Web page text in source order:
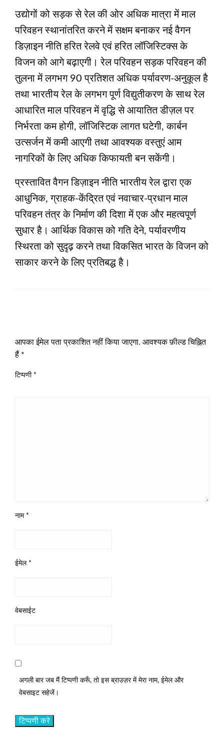
उद्योगों को सड़क से रेल की ओर अधिक मात्रा में माल
परिवहन स्थानांतरित करने में सक्षम बनाकर नई वैगन
डिज़ाइन नीति हरित रेलवे एवं हरित लॉजिस्टिक्स के
विजन को आगे बढ़ाएगी। रेल परिवहन सड़क परिवहन की
तुलना में लगभग 90 प्रतिशत अधिक पर्यावरण-अनुकूल है
तथा भारतीय रेल के लगभग पूर्ण विद्युतीकरण के साथ रेल
आधारित माल परिवहन में वृद्धि से आयातित डीज़ल पर
निर्भरता कम होगी, लॉजिस्टिक लागत घटेगी, कार्बन
उत्सर्जन में कमी आएगी तथा आवश्यक वस्तुएं आम
नागरिकों के लिए अधिक किफायती बन सकेंगी।
प्रस्तावित वैगन डिज़ाइन नीति भारतीय रेल द्वारा एक
आधुनिक, ग्राहक-केंद्रित एवं नवाचार-प्रधान माल
परिवहन तंत्र के निर्माण की दिशा में एक और महत्वपूर्ण
सुधार है। आर्थिक विकास को गति देने, पर्यावरणीय
स्थिरता को सुदृढ़ करने तथा विकसित भारत के विजन को
साकार करने के लिए प्रतिबद्ध है।
आपका ईमेल पता प्रकाशित नहीं किया जाएगा. आवश्यक फ़ील्ड चिह्नित
हैं *
टिप्पणी *
नाम *
ईमेल *
वेबसाईट
अगली बार जब मैं टिप्पणी करूँ, तो इस ब्राउज़र में मेरा नाम, ईमेल और
वेबसाइट सहेजें।